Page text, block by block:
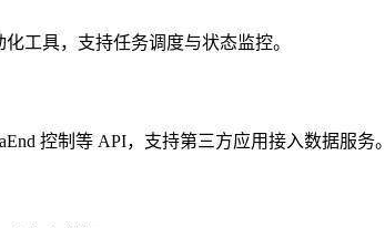
化工具，支持任务调度与状态监控。
控制等 API，支持第三方应用接入数据服务。